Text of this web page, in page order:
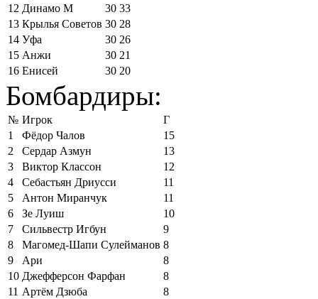
12 Динамо М 30 33
13 Крылья Советов 30 28
14 Уфа 30 26
15 Анжи 30 21
16 Енисей 30 20
Бомбардиры:
№ Игрок
Г
1
Фёдор Чалов
15
2
Сердар Азмун
13
3
Виктор Классон
12
4
Себастьян Дриусси
11
5
Антон Миранчук
11
6
Зе Луиш
10
7
Сильвестр Игбун
9
8
Магомед-Шапи Сулейманов 8
9
Ари
8
10 Джефферсон Фарфан
8
11 Артём Дзюба
8